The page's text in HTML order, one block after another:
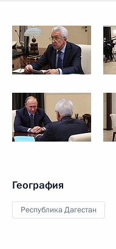
География
Республика Дагестан